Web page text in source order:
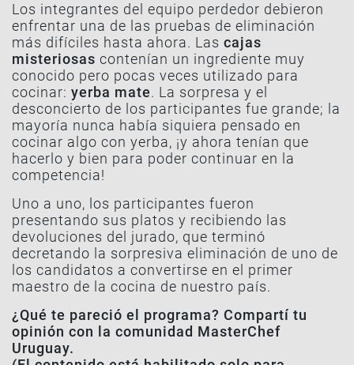
Los integrantes del equipo perdedor debieron
enfrentar una de las pruebas de eliminación
más difíciles hasta ahora. Las cajas
misteriosas contenían un ingrediente muy
conocido pero pocas veces utilizado para
cocinar: yerba mate. La sorpresa y el
desconcierto de los participantes fue grande; la
mayoría nunca había siquiera pensado en
cocinar algo con yerba, ¡y ahora tenían que
hacerlo y bien para poder continuar en la
competencia!
Uno a uno, los participantes fueron
presentando sus platos y recibiendo las
devoluciones del jurado, que terminó
decretando la sorpresiva eliminación de uno de
los candidatos a convertirse en el primer
maestro de la cocina de nuestro país.
¿Qué te pareció el programa? Compartí tu
opinión con la comunidad MasterChef
Uruguay.